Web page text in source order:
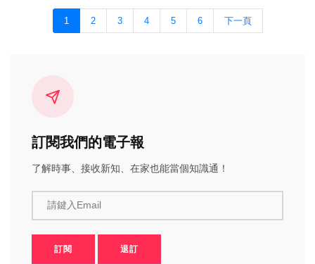
1 2 3 4 5 6 下一頁
訂閱我們的電子報
了解時事、接收新知、在家也能當個知識通！
請鍵入Email
訂閱 退訂